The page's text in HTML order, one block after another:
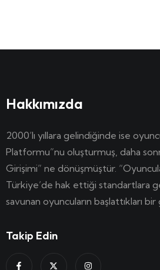
Hakkımızda
2000’lı yıllara gelindiğinde ise
Platformu”nu oluşturmuş, daha
Girişimi” ne dönüşmüştür.
Türkiye’de hak ettiği standartlara
savunan oyuncuların başlattıkları bir
Takip Edin